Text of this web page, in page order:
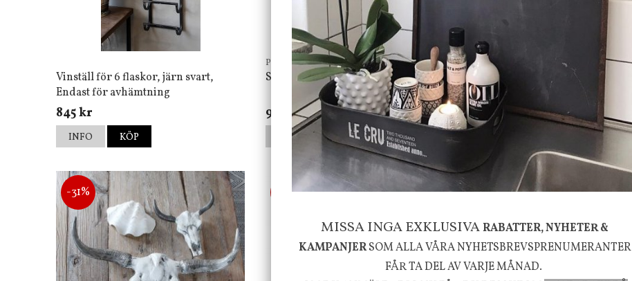
Vinställ för 6 flaskor, järn svart,
Endast för avhämtning
845 kr
INFO KÖP
Pb Home
Spegel Wanasa - Endast avhämtning
900 kr
INFO KÖP
Star Trading
Led blockljus Flame Candle
119 kr
-31% -64%
MISSA INGA EXKLUSIVARABATTER, NYHETER &
KAMPANJERSOM ALLA VÅRA NYHETSBREVSPRENUMERANTER
FÅR TA DEL AV VARJE MÅNAD.